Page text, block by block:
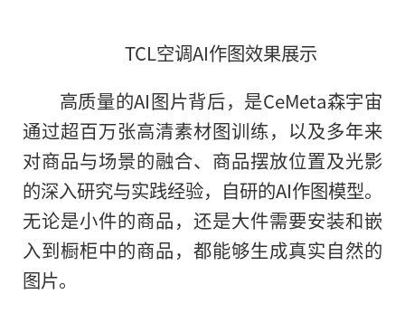
TCL空调AI作图效果展示
高质量的AI图片背后，是CeMeta森宇宙
通过超百万张高清素材图训练，以及多年来
对商品与场景的融合、商品摆放位置及光影
的深入研究与实践经验，自研的AI作图模型。
无论是小件的商品，还是大件需要安装和嵌
入到橱柜中的商品，都能够生成真实自然的
图片。